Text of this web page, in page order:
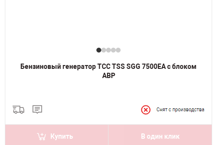
Бензиновый генератор ТСС TSS SGG 7500EA с блоком
АВР
Купить В один клик